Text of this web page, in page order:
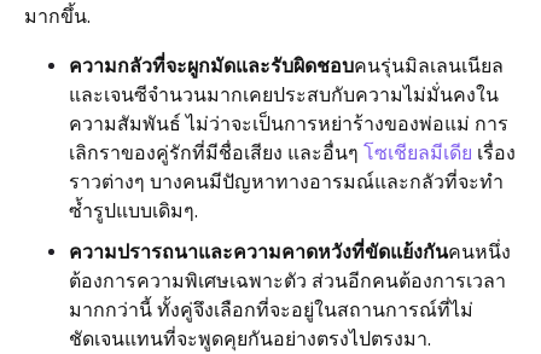
มากขึ้น.
ความกลัวที่จะผูกมัดและรับผิดชอบคนรุ่นมิลเลนเนียล
และเจนซีจำนวนมากเคยประสบกับความไม่มั่นคงใน
ความสัมพันธ์ ไม่ว่าจะเป็นการหย่าร้างของพ่อแม่ การ
เลิกราของคู่รักที่มีชื่อเสียง และอื่นๆ โซเชียลมีเดีย เรื่อง
ราวต่างๆ บางคนมีปัญหาทางอารมณ์และกลัวที่จะทำ
ซ้ำรูปแบบเดิมๆ.
ความปรารถนาและความคาดหวังที่ขัดแย้งกันคนหนึ่ง
ต้องการความพิเศษเฉพาะตัว ส่วนอีกคนต้องการเวลา
มากกว่านี้ ทั้งคู่จึงเลือกที่จะอยู่ในสถานการณ์ที่ไม่
ชัดเจนแทนที่จะพูดคุยกันอย่างตรงไปตรงมา.